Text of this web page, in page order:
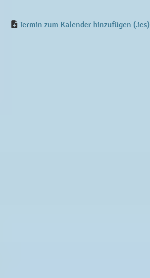
Termin zum Kalender hinzufügen (.ics)